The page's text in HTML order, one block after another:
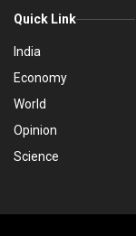
Quick Link
India
Economy
World
Opinion
Science